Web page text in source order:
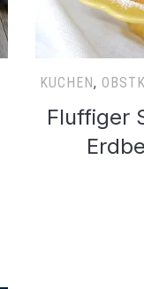
KUCHEN,
Fluffiger